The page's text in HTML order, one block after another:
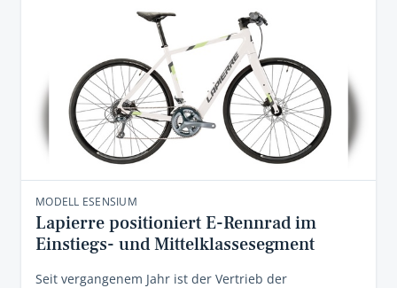
MODELL ESENSIUM
Lapierre positioniert E-Rennrad im
Einstiegs- und Mittelklassesegment
Seit vergangenem Jahr ist der Vertrieb der